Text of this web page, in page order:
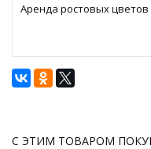
Аренда ростовых цветов
С ЭТИМ ТОВАРОМ